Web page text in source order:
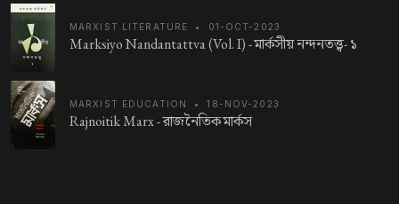
MARXIST LITERATURE • 01-OCT-2023
Marksiyo Nandantattva (Vol. I) -মার্কসীয় নন্দনতত্ত্ব- ১
MARXIST EDUCATION • 18-NOV-2023
Rajnoitik Marx -রাজনৈতিক মার্কস